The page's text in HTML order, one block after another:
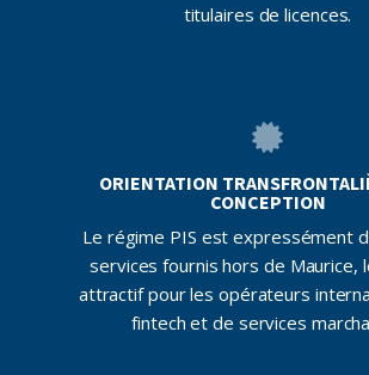
titulaires de licences.
ORIENTATION
CONCEPTION
Le régime PIS est expressément
services fournis hors de Maurice,
attractif pour les opérateurs
fintech et de services